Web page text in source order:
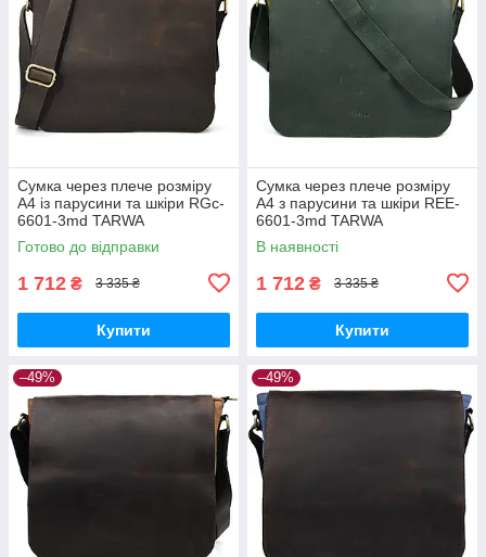
Сумка через плече розміру
А4 із парусини та шкіри RGc-
6601-3md TARWA
Готово до відправки
1 712 ₴ 3 335 ₴
Купити
Сумка через плече розміру
А4 з парусини та шкіри REE-
6601-3md TARWA
В наявності
1 712 ₴ 3 335 ₴
Купити
–49% –49%